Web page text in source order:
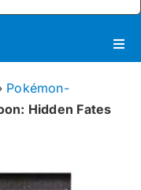
Pokémon-
Hidden Fates